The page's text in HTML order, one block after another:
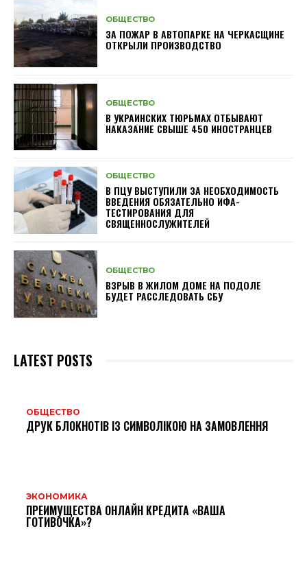
ОБЩЕСТВО
ЗА ПОЖАР В АВТОПАРКЕ НА ЧЕРКАСЩИНЕ
ОТКРЫЛИ ПРОИЗВОДСТВО
ОБЩЕСТВО
В УКРАИНСКИХ ТЮРЬМАХ ОТБЫВАЮТ
НАКАЗАНИЕ СВЫШЕ 450 ИНОСТРАНЦЕВ
ОБЩЕСТВО
В ПЦУ ВЫСТУПИЛИ ЗА НЕОБХОДИМОСТЬ
ВВЕДЕНИЯ ОБЯЗАТЕЛЬНО ИФА-
ТЕСТИРОВАНИЯ ДЛЯ
СВЯЩЕННОСЛУЖИТЕЛЕЙ
ОБЩЕСТВО
ВЗРЫВ В ЖИЛОМ ДОМЕ НА ПОДОЛЕ
БУДЕТ РАССЛЕДОВАТЬ СБУ
LATEST POSTS
ОБЩЕСТВО
ДРУК БЛОКНОТІВ ІЗ СИМВОЛІКОЮ НА ЗАМОВЛЕННЯ
ЭКОНОМИКА
ПРЕИМУЩЕСТВА ОНЛАЙН КРЕДИТА «ВАША
ГОТИВОЧКА»?